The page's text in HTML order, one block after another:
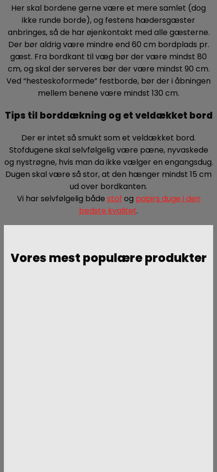
Her skal bordene gerne være et mere samlet (dog
ikke runde borde), og festens hædersgæster
anbringes, så de har øjenkontakt med alle gæsterne.
Der bør aldrig være mindre end 60 cm bordplads pr.
gæst. Fra bordkant til væg bør der være mindst 80
cm, og skal der serveres bør der være mindst 90 cm.
Ved “hesteskoformede” festborde, bør der i åbningen
mellem benene være mindst 130 cm.
Tips til borddækning og et veldækket bord
Der er intet så smukt som et veldækket bord.
Stofdugene skal selvfølgelig være pæne, nyvaskede
og nystrøgne, hvis man da ikke vælger en engangsdug.
Dugen skal være så stor, at den hænger mindst 15 cm
ud over bordkanten.
Vi har selvfølgelig både stof og papirs duge i den
bedste kvalitet.
Vores mest populære produkter